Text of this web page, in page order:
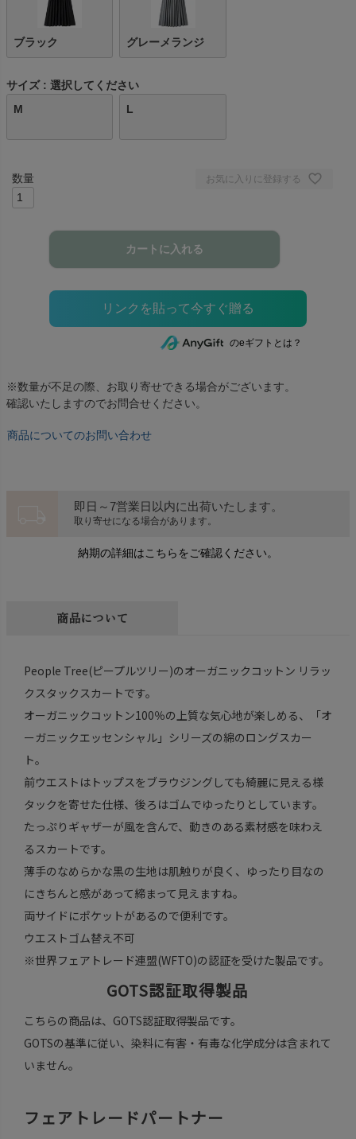
ブラック グレーメランジ
サイズ
選択してください
M
L
お気に入りに登録する
カートに入れる
のeギフトとは？
※数量が不足の際、お取り寄せできる場合がございます。
確認いたしますのでお問合せください。
商品についてのお問い合わせ
即日～7営業日以内に出荷いたします。
取り寄せになる場合があります。
納期の詳細はこちらをご確認ください。
商品について
People Tree(ピープルツリー)のオーガニックコットン リラッ
クスタックスカートです。
オーガニックコットン100％の上質な気心地が楽しめる、「オ
ーガニックエッセンシャル」シリーズの綿のロングスカー
ト。
前ウエストはトップスをブラウジングしても綺麗に見える様
タックを寄せた仕様、後ろはゴムでゆったりとしています。
たっぷりギャザーが風を含んで、動きのある素材感を味わえ
るスカートです。
薄手のなめらかな黒の生地は肌触りが良く、ゆったり目なの
にきちんと感があって締まって見えますね。
両サイドにポケットがあるので便利です。
ウエストゴム替え不可
※世界フェアトレード連盟(WFTO)の認証を受けた製品です。
GOTS認証取得製品
こちらの商品は、GOTS認証取得製品です。
GOTSの基準に従い、染料に有害・有毒な化学成分は含まれて
いません。
フェアトレードパートナー